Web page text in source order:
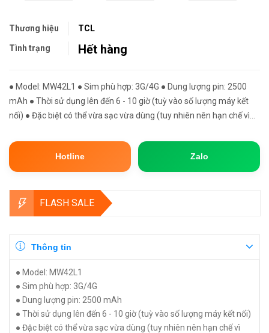
Thương hiệu TCL
Tình trạng Hết hàng
● Model: MW42L1 ● Sim phù hợp: 3G/4G ● Dung lượng pin: 2500
mAh ● Thời sử dụng lên đến 6 - 10 giờ (tuỳ vào số lượng máy kết
nối) ● Đặc biệt có thể vừa sạc vừa dùng (tuy nhiên nên hạn chế vì
Hotline Zalo
FLASH SALE
Thông tin
● Model: MW42L1
● Sim phù hợp: 3G/4G
● Dung lượng pin: 2500 mAh
● Thời sử dụng lên đến 6 - 10 giờ (tuỳ vào số lượng máy kết nối)
● Đặc biệt có thể vừa sạc vừa dùng (tuy nhiên nên hạn chế vì